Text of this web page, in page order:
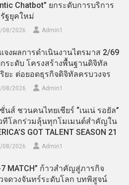
Chatbot” ยกระดับการบริการ
ฐยุคใหม่
08/2026 Admin​1
จงผลการดำเนินงานไตรมาส 2/69
กระดับ โครงสร้างพื้นฐานดิจิทัล
ยะ ต่อยอดธุรกิจดิจิทัลครบวงจร
08/2026 Admin​1
นส์ ชวนคนไทยเชียร์ “เนเน่ รอยัล”
ทีโลกร่วมลุ้นทุกโมเมนต์สำคัญใน
GOT TALENT SEASON 21
08/2026 Admin​1
7 MATCH” ก้าวสำคัญสู่ภารกิจ
จดวงจันทร์ระดับโลก บทพิสูจน์